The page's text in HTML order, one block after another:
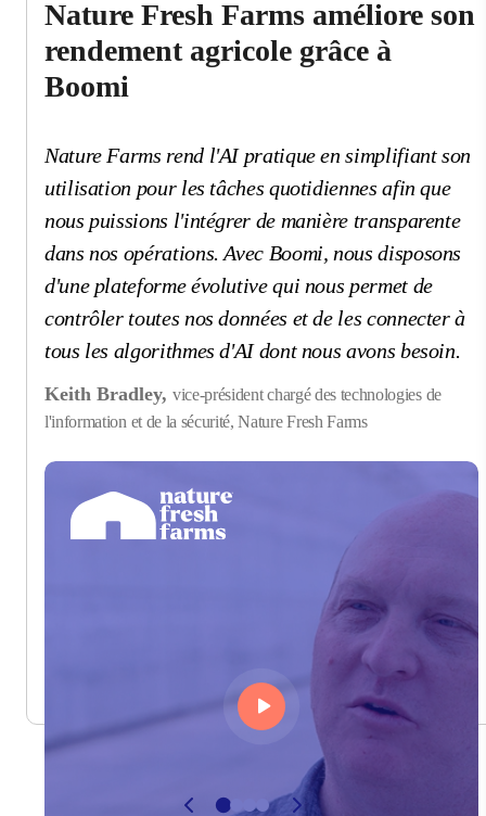
Nature Fresh Farms améliore son
rendement agricole grâce à
Boomi
Nature Farms rend l'AI pratique en simplifiant son
utilisation pour les tâches quotidiennes afin que
nous puissions l'intégrer de manière transparente
dans nos opérations. Avec Boomi, nous disposons
d'une plateforme évolutive qui nous permet de
contrôler toutes nos données et de les connecter à
tous les algorithmes d'AI dont nous avons besoin.
Keith Bradley, vice-président chargé des technologies de
l'information et de la sécurité, Nature Fresh Farms